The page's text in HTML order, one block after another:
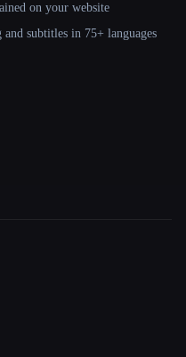
on your website
subtitles in 75+ languages